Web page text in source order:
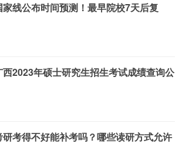
家线公布时间预测！最早院校7天后复
西2023年硕士研究生招生考试成绩查询公
研考得不好能补考吗？哪些读研方式允许